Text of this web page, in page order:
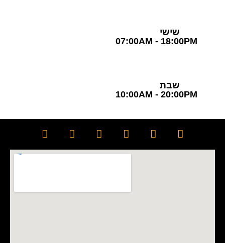
שישי
07:00AM - 18:00PM
שבת
10:00AM - 20:00PM